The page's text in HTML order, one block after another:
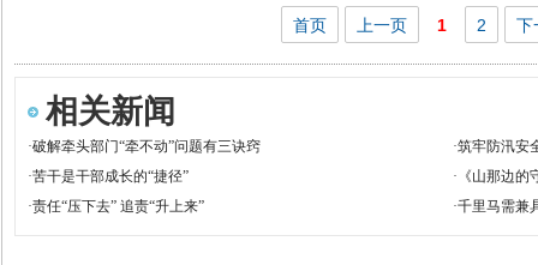
首页 上一页 1 2 下
相关新闻
·破解牵头部门“牵不动”问题有三诀窍 ·筑牢防汛安
·苦干是干部成长的“捷径” · 《山那边
·责任“压下去” 追责“升上来” ·千里马需兼